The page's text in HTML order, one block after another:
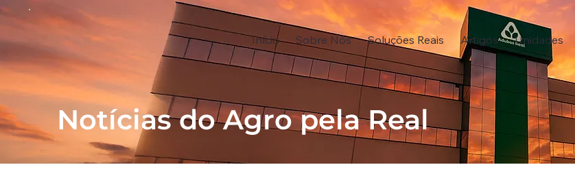
Início Sobre Nós Soluções Reais Artigos Unidades
Notícias do Agro pela Real